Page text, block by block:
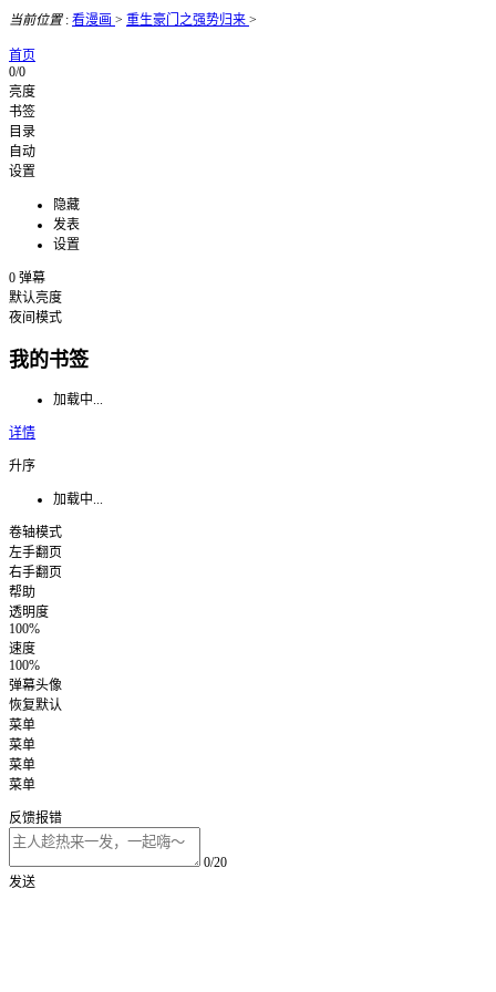
当前位置: 看漫画 > 重生豪门之强势归来 >
首页
0/0
亮度
书签
目录
自动
设置
隐藏
发表
设置
0 弹幕
默认亮度
夜间模式
我的书签
加载中...
详情
升序
加载中...
卷轴模式
左手翻页
右手翻页
帮助
透明度
100%
速度
100%
弹幕头像
恢复默认
菜单
菜单
菜单
菜单
反馈报错
0/20
发送